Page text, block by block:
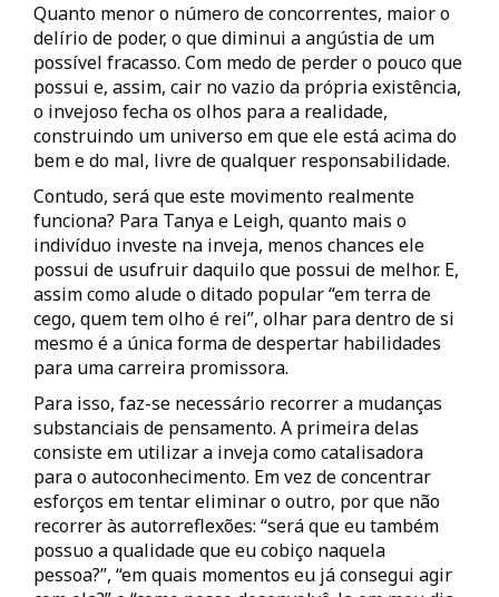
Quanto menor o número de concorrentes, maior o
delírio de poder, o que diminui a angústia de um
possível fracasso. Com medo de perder o pouco que
possui e, assim, cair no vazio da própria existência,
o invejoso fecha os olhos para a realidade,
construindo um universo em que ele está acima do
bem e do mal, livre de qualquer responsabilidade.
Contudo, será que este movimento realmente
funciona? Para Tanya e Leigh, quanto mais o
indivíduo investe na inveja, menos chances ele
possui de usufruir daquilo que possui de melhor. E,
assim como alude o ditado popular “em terra de
cego, quem tem olho é rei”, olhar para dentro de si
mesmo é a única forma de despertar habilidades
para uma carreira promissora.
Para isso, faz-se necessário recorrer a mudanças
substanciais de pensamento. A primeira delas
consiste em utilizar a inveja como catalisadora
para o autoconhecimento. Em vez de concentrar
esforços em tentar eliminar o outro, por que não
recorrer às autorreflexões: “será que eu também
possuo a qualidade que eu cobiço naquela
pessoa?”, “em quais momentos eu já consegui agir